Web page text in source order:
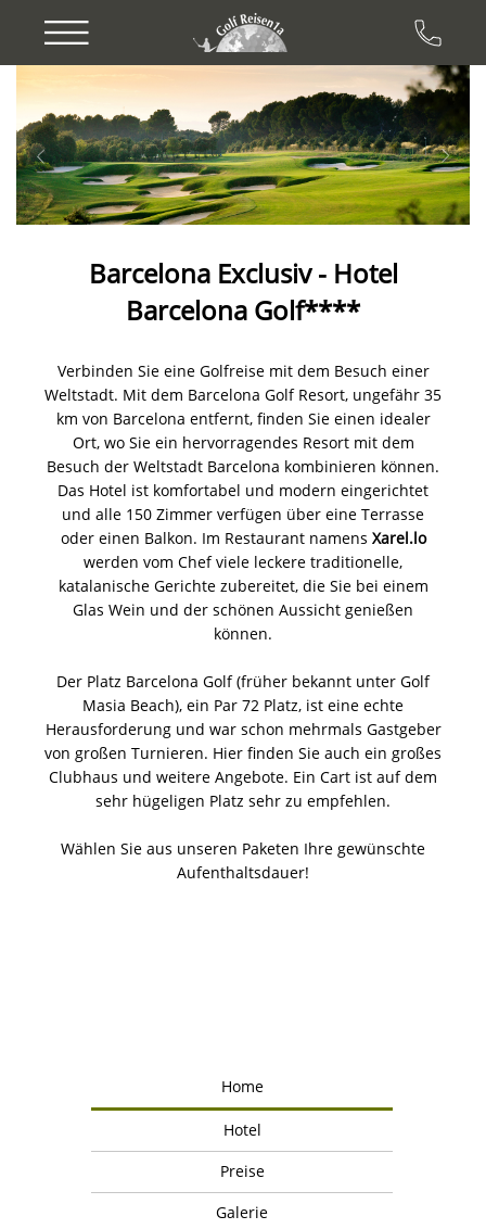
Previous Next
Barcelona Exclusiv - Hotel
Barcelona Golf****
Verbinden Sie eine Golfreise mit dem Besuch einer
Weltstadt. Mit dem Barcelona Golf Resort, ungefähr 35
km von Barcelona entfernt, finden Sie einen idealer
Ort, wo Sie ein hervorragendes Resort mit dem
Besuch der Weltstadt Barcelona kombinieren können.
Das Hotel ist komfortabel und modern eingerichtet
und alle 150 Zimmer verfügen über eine Terrasse
oder einen Balkon. Im Restaurant namens Xarel.lo
werden vom Chef viele leckere traditionelle,
katalanische Gerichte zubereitet, die Sie bei einem
Glas Wein und der schönen Aussicht genießen
können.
Der Platz Barcelona Golf (früher bekannt unter Golf
Masia Beach), ein Par 72 Platz, ist eine echte
Herausforderung und war schon mehrmals Gastgeber
von großen Turnieren. Hier finden Sie auch ein großes
Clubhaus und weitere Angebote. Ein Cart ist auf dem
sehr hügeligen Platz sehr zu empfehlen.
Wählen Sie aus unseren Paketen Ihre gewünschte
Aufenthaltsdauer!
Home
Hotel
Preise
Galerie